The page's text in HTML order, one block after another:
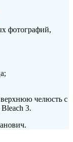
фотографий,
челюсть с
3.